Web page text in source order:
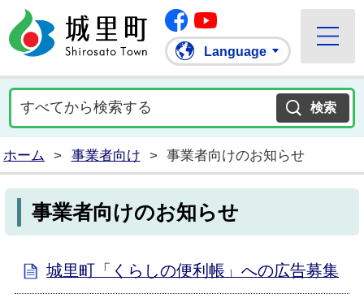
城里町ホームページ
Facebook
Language
ホーム > 事業者向け > 事業者向けのお知らせ
事業者向けのお知らせ
城里町「くらしの便利帳」への広告募集